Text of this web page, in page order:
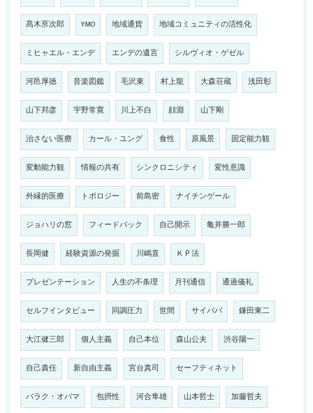
髙木亰次郎 YMO 地域通貨 地域コミュニティの活性化
ミヒャエル・エンデ エンデの遺言 シルヴィオ・ゲゼル
河邑厚徳 音楽図鑑 毛沢東 村上龍 大森荘蔵 浅田彰
山下邦彦 宇野常寛 川上不白 顔淵 山下剛
治さない医療 カール・ユング 食性 原風景 固定能力観
変動能力観 情報の共有 シンクロニシティ 変性意識
外縁的医療 トポロジー 前島密 ナイチンゲール
ジョハリの窓 フィードバック 自己開示 亀井勝一郎
長岡健 経験資源の発掘 川嶋直 ＫＰ法
プレゼンテーション 人生の不条理 月刊通信 通過儀礼
セルフインタビュー 同調圧力 世間 サイババ 鎌田東二
大江健三郎 個人主義 自己本位 森山公夫 渋谷陽一
自己責任 新自由主義 宮台真司 セーフティネット
バラク・オバマ 包摂性 河合隼雄 山本哲士 加藤哲夫